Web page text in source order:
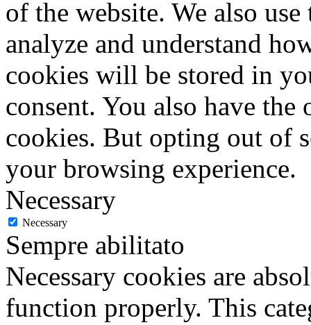
of the website. We also
analyze and understand
cookies will be stored in
consent. You also have
cookies. But opting out of
your browsing experience.
Necessary
Necessary
Sempre abilitato
Necessary cookies are
function properly. This